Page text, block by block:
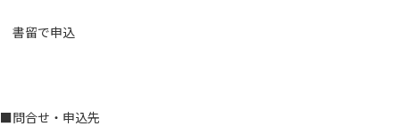
書留で申込
■問合せ・申込先